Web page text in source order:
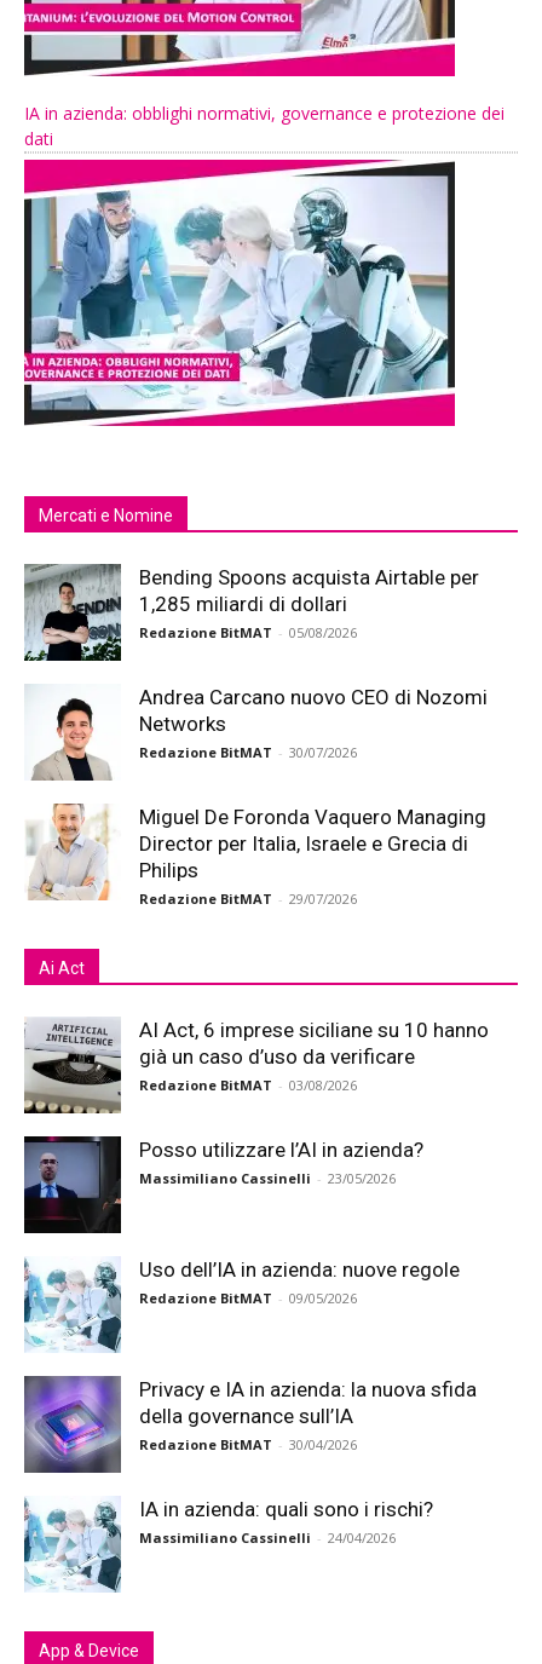
IA in azienda: obblighi normativi, governance e protezione dei
dati
Mercati e Nomine
Bending Spoons acquista Airtable per
1,285 miliardi di dollari
Redazione BitMAT - 05/08/2026
Andrea Carcano nuovo CEO di Nozomi
Networks
Redazione BitMAT - 30/07/2026
Miguel De Foronda Vaquero Managing
Director per Italia, Israele e Grecia di
Philips
Redazione BitMAT - 29/07/2026
Ai Act
AI Act, 6 imprese siciliane su 10 hanno
già un caso d’uso da verificare
Redazione BitMAT - 03/08/2026
Posso utilizzare l’AI in azienda?
Massimiliano Cassinelli - 23/05/2026
Uso dell’IA in azienda: nuove regole
Redazione BitMAT - 09/05/2026
Privacy e IA in azienda: la nuova sfida
della governance sull’IA
Redazione BitMAT - 30/04/2026
IA in azienda: quali sono i rischi?
Massimiliano Cassinelli - 24/04/2026
App & Device